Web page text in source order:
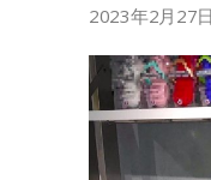
2023年2月27日